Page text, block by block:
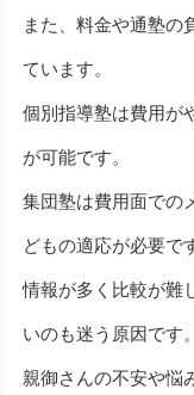
また、料金や通塾の
ています。
個別指導塾は費用が
が可能です。
集団塾は費用面での
どもの適応が必要で
情報が多く比較が難
いのも迷う原因です。
親御さんの不安や悩